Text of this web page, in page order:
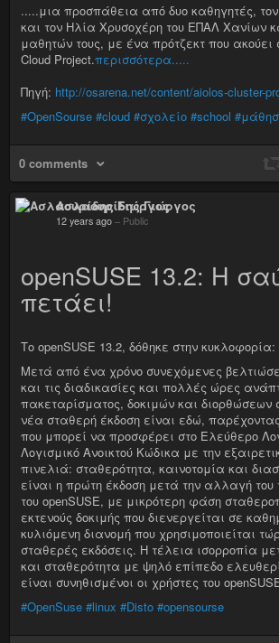
.....μια προσπάθεια από δυο καθηγητές,
και τον Ηλία Χρυσοχέρη του ΕΠΑΛ Χανίων
μαθητών τους, με ένα πρότζεκτ που ακούει
Cloud Project.περισσότερα.....
Πηγή: http://osarena.net/content/aiolos-cluster-
#OpenSourse #cloud #σχολείο #school
0 comments
Ασλαουρίδης Γιώργος
12 years ago – Public
openSUSE 13.2: H
πετάει!
Το openSUSE 13.2, δόθηκε στην κυκλοφορία:
Μετά από ένα χρόνο συνεχόμενες
και τις διαδικασίες και πολλές ώρες
πακεταρίσματος, δοκιμών και
νέα σταθερή έκδοση είναι εδώ,
που μπορεί να προσφέρει στο Ελεύθερο
Λογισμικό Ανοικτού Κώδικα με την
πινελιά: σταθερότητα, καινοτομία και
είναι η πρώτη έκδοση μετά την αλλαγή του
του openSUSE, με μικρότερη φάση
εκτενούς δοκιμής που διενεργείται σε
κυλιόμενη διανομή που χρησιμοποιείται
σταθερές εκδόσεις. Η τέλεια ισορροπία
και σταθερότητα με ψηλό επίπεδο
είναι συνηθισμένοι οι χρήστες του
#OpenSuse #linux #Disto #opensourse